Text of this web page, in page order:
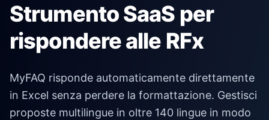
Strumento SaaS per
rispondere alle RFx
MyFAQ risponde automaticamente direttamente
in Excel senza perdere la formattazione. Gestisci
proposte multilingue in oltre 140 lingue in modo